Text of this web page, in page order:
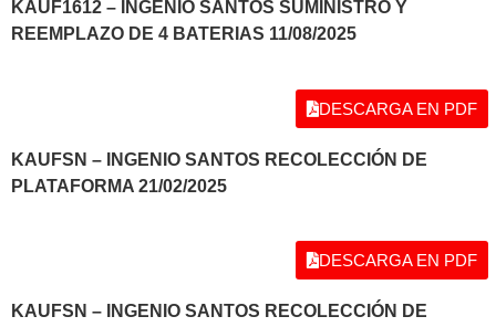
KAUF1612 – INGENIO SANTOS SUMINISTRO Y
REEMPLAZO DE 4 BATERIAS 11/08/2025
DESCARGA EN PDF
KAUFSN – INGENIO SANTOS RECOLECCIÓN DE
PLATAFORMA 21/02/2025
DESCARGA EN PDF
KAUFSN – INGENIO SANTOS RECOLECCIÓN DE